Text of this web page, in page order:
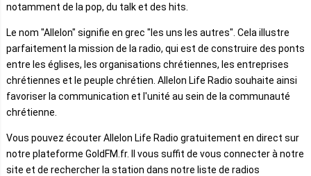
notamment de la pop, du talk et des hits.
Le nom "Allelon" signifie en grec "les uns les autres". Cela illustre
parfaitement la mission de la radio, qui est de construire des ponts
entre les églises, les organisations chrétiennes, les entreprises
chrétiennes et le peuple chrétien. Allelon Life Radio souhaite ainsi
favoriser la communication et l'unité au sein de la communauté
chrétienne.
Vous pouvez écouter Allelon Life Radio gratuitement en direct sur
notre plateforme GoldFM.fr. Il vous suffit de vous connecter à notre
site et de rechercher la station dans notre liste de radios